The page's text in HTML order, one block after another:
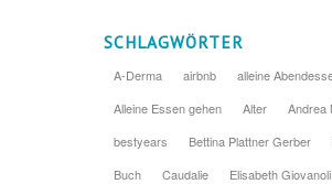
SCHLAGWÖRTER
A-Derma airbnb
alleine
Alleine Essen gehen
Alter
Andrea
bestyears
Bettina Plattner Gerber
Buch
Caudalie Elisabeth Giovanoli